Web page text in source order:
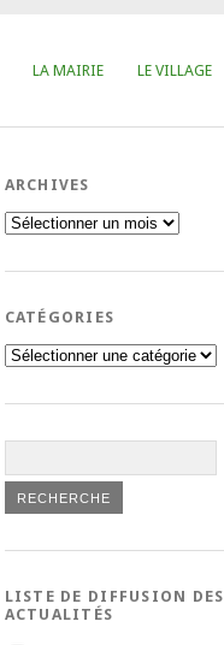
LA MAIRIE LE VILLAGE
ARCHIVES
Archives
CATÉGORIES
Catégories
LISTE DE DIFFUSION DES
ACTUALITÉS